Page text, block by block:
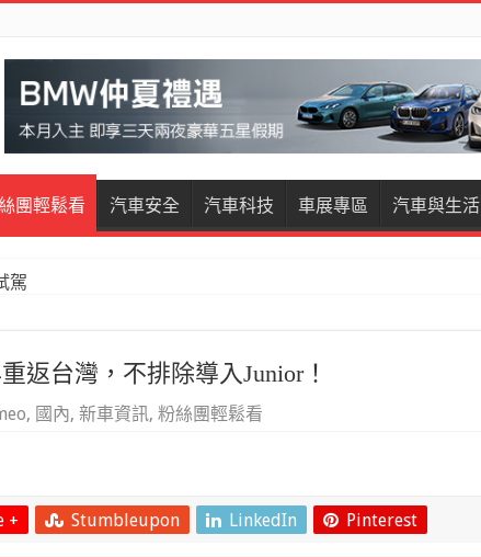
團輕鬆看 汽車安全 汽車科技 車展專區 汽車與生活
駕
返台灣，不排除導入Junior！
, 國內, 新車資訊, 粉絲團輕鬆看
+ Stumbleupon LinkedIn Pinterest